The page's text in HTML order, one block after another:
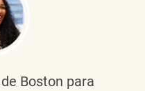
Boston para